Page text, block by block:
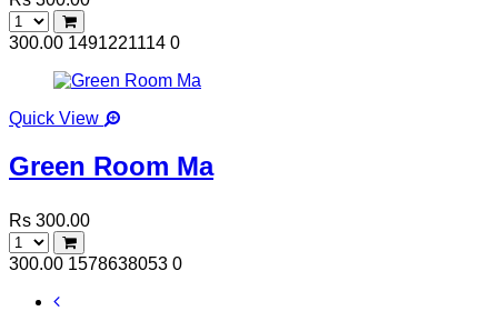
300.00 1491221114 0
Quick View
Green Room Ma
Rs 300.00
300.00 1578638053 0